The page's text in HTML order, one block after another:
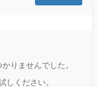
りませんでした。
しください。